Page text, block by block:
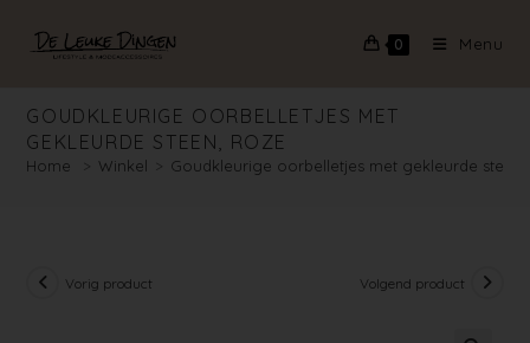
0 Menu
GOUDKLEURIGE OORBELLETJES MET
GEKLEURDE STEEN, ROZE
Home > Winkel > Goudkleurige oorbelletjes met gekleurde
Vorig product Volgend product